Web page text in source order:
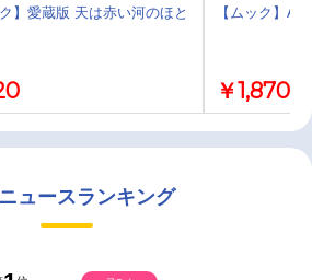
ク】愛蔵版 天は赤い河のほと
【ムック】
￥1,870
ュースランキング